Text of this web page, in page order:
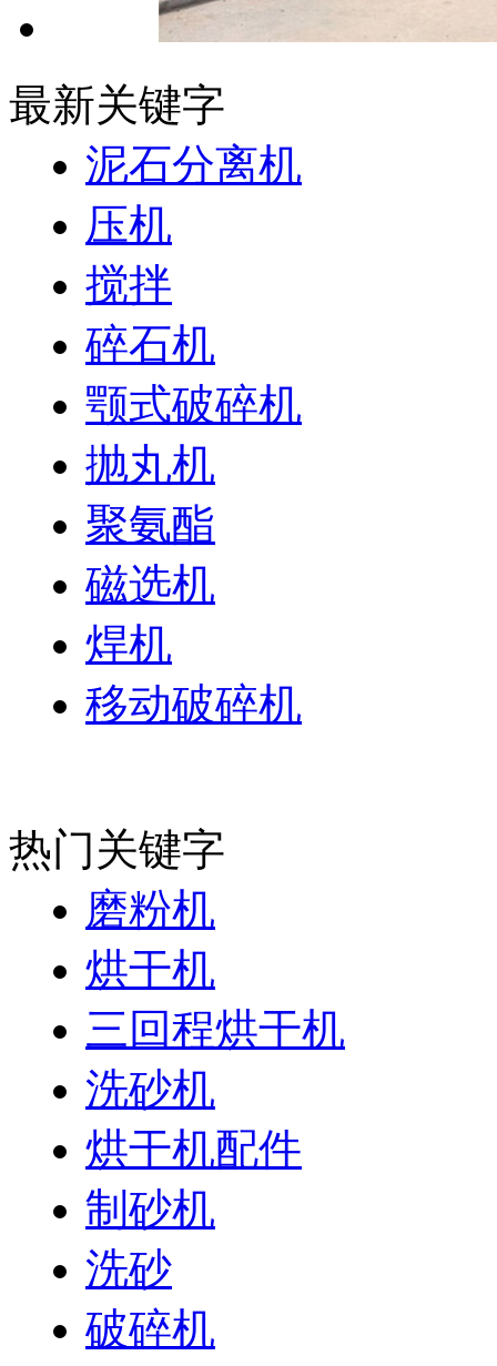
最新关键字
泥石分离机
压机
搅拌
碎石机
颚式破碎机
抛丸机
聚氨酯
磁选机
焊机
移动破碎机
热门关键字
磨粉机
烘干机
三回程烘干机
洗砂机
烘干机配件
制砂机
洗砂
破碎机